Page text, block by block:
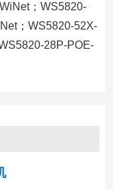
；WS5820-
；WS5820-52X-
28P-POE-